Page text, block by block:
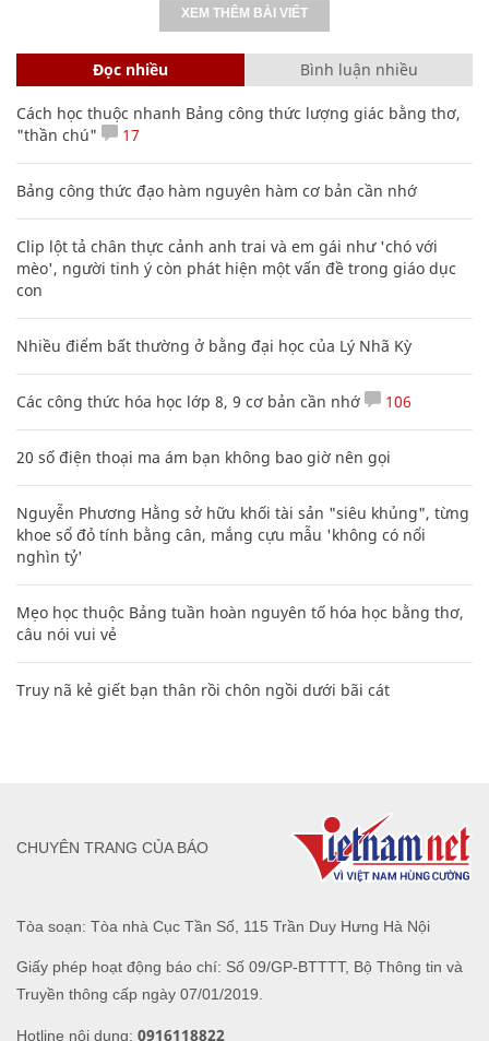
XEM THÊM BÀI VIẾT
Đọc nhiều Bình luận nhiều
Cách học thuộc nhanh Bảng công thức lượng giác bằng thơ,
"thần chú"
17
Bảng công thức đạo hàm nguyên hàm cơ bản cần nhớ
Clip lột tả chân thực cảnh anh trai và em gái như 'chó với
mèo', người tinh ý còn phát hiện một vấn đề trong giáo dục
con
Nhiều điểm bất thường ở bằng đại học của Lý Nhã Kỳ
Các công thức hóa học lớp 8, 9 cơ bản cần nhớ 106
20 số điện thoại ma ám bạn không bao giờ nên gọi
Nguyễn Phương Hằng sở hữu khối tài sản "siêu khủng", từng
khoe sổ đỏ tính bằng cân, mắng cựu mẫu 'không có nổi
nghìn tỷ'
Mẹo học thuộc Bảng tuần hoàn nguyên tố hóa học bằng thơ,
câu nói vui vẻ
Truy nã kẻ giết bạn thân rồi chôn ngồi dưới bãi cát
Tòa soạn: Tòa nhà Cục Tần Số, 115 Trần Duy Hưng Hà Nội
Giấy phép hoạt động báo chí: Số 09/GP-BTTTT, Bộ Thông tin và
Truyền thông cấp ngày 07/01/2019.
Hotline nội dung: 0916118822
CHUYÊN TRANG CỦA BÁO